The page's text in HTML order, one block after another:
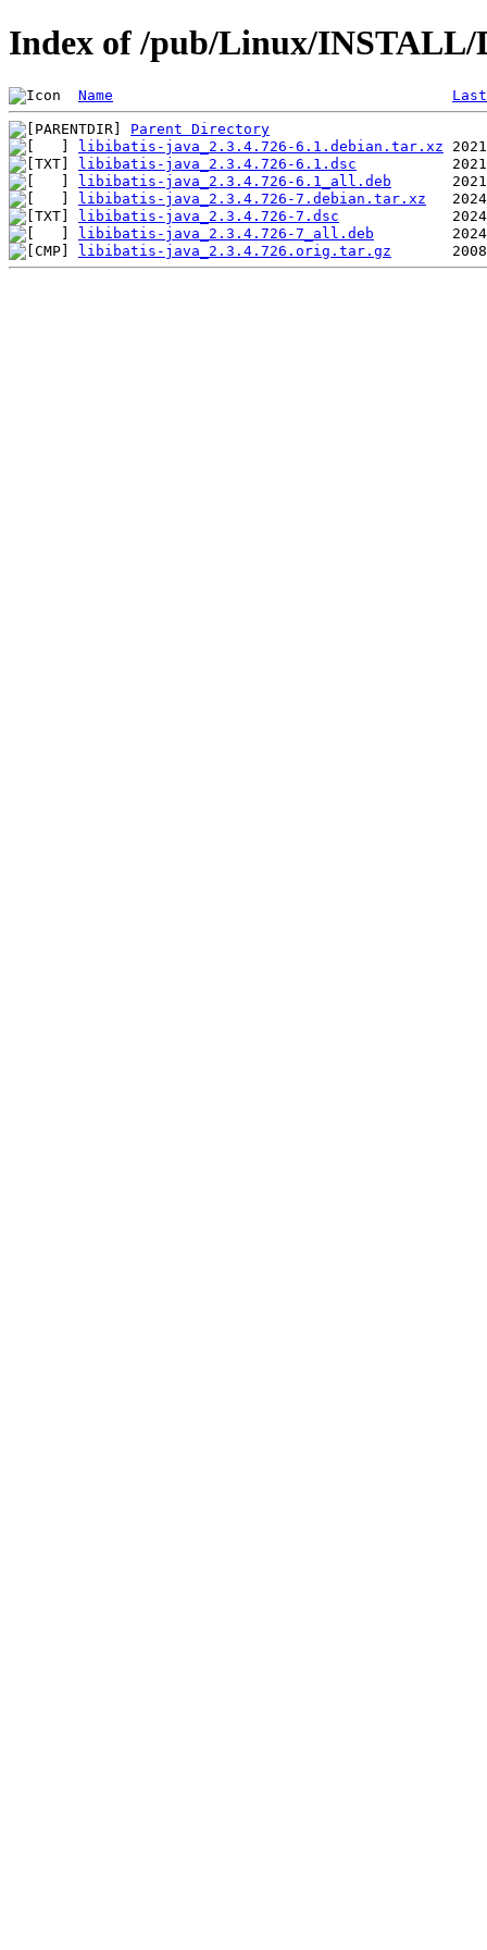
Index of /pub/Linux/
Name
Parent Directory
libibatis-java_2.3.4.726-6.1.debian.tar.xz
libibatis-java_2.3.4.726-6.1.dsc
libibatis-java_2.3.4.726-6.1_all.deb
libibatis-java_2.3.4.726-7.debian.tar.xz
libibatis-java_2.3.4.726-7.dsc
libibatis-java_2.3.4.726-7_all.deb
libibatis-java_2.3.4.726.orig.tar.gz